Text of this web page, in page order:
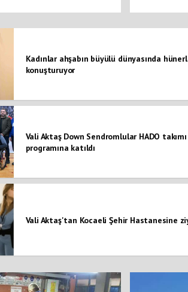
Kadınlar ahşabın büyülü dünyasında
konuşturuyor
Vali Aktaş Down Sendromlular HADO
programına katıldı
Vali Aktaş'tan Kocaeli Şehir Hastanesine